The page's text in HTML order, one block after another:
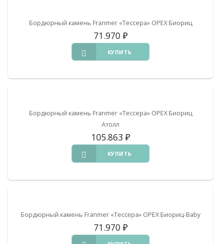
Бордюрный камень Franmer «Тессера» ОРЕХ Биориц
71.970 ₽
КУПИТЬ
Бордюрный камень Franmer «Тессера» ОРЕХ Биориц
Атолл
105.863 ₽
КУПИТЬ
Бордюрный камень Franmer «Тессера» ОРЕХ Биориц-Baby
71.970 ₽